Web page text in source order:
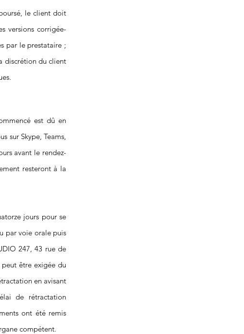
le client doit
versions corrigée-
par le prestataire ;
discrétion du client
est dû en
sur Skype, Teams,
avant le rendez-
resteront à la
jours pour se
par voie orale puis
247, 43 rue de
peut être exigée du
en avisant
de rétractation
ont été remis
compétent.